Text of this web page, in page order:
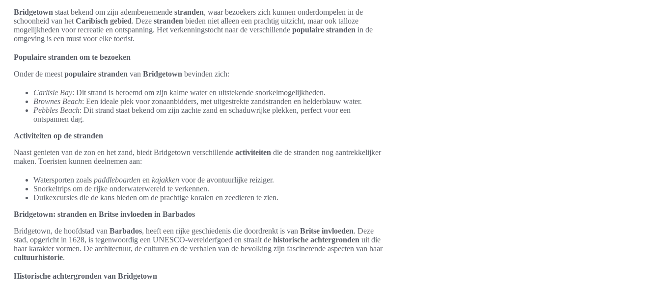
Bridgetown staat bekend om zijn adembenemende stranden, waar bezoekers zich kunnen onderdompelen in de
schoonheid van het Caribisch gebied. Deze stranden bieden niet alleen een prachtig uitzicht, maar ook talloze
mogelijkheden voor recreatie en ontspanning. Het verkenningstocht naar de verschillende populaire stranden in de
omgeving is een must voor elke toerist.
Populaire stranden om te bezoeken
Onder de meest populaire stranden van Bridgetown bevinden zich:
Carlisle Bay: Dit strand is beroemd om zijn kalme water en uitstekende snorkelmogelijkheden.
Brownes Beach: Een ideale plek voor zonaanbidders, met uitgestrekte zandstranden en helderblauw water.
Pebbles Beach: Dit strand staat bekend om zijn zachte zand en schaduwrijke plekken, perfect voor een
ontspannen dag.
Activiteiten op de stranden
Naast genieten van de zon en het zand, biedt Bridgetown verschillende activiteiten die de stranden nog aantrekkelijker
maken. Toeristen kunnen deelnemen aan:
Watersporten zoals paddleboarden en kajakken voor de avontuurlijke reiziger.
Snorkeltrips om de rijke onderwaterwereld te verkennen.
Duikexcursies die de kans bieden om de prachtige koralen en zeedieren te zien.
Bridgetown: stranden en Britse invloeden in Barbados
Bridgetown, de hoofdstad van Barbados, heeft een rijke geschiedenis die doordrenkt is van Britse invloeden. Deze
stad, opgericht in 1628, is tegenwoordig een UNESCO-werelderfgoed en straalt de historische achtergronden uit die
haar karakter vormen. De architectuur, de culturen en de verhalen van de bevolking zijn fascinerende aspecten van haar
cultuurhistorie.
Historische achtergronden van Bridgetown